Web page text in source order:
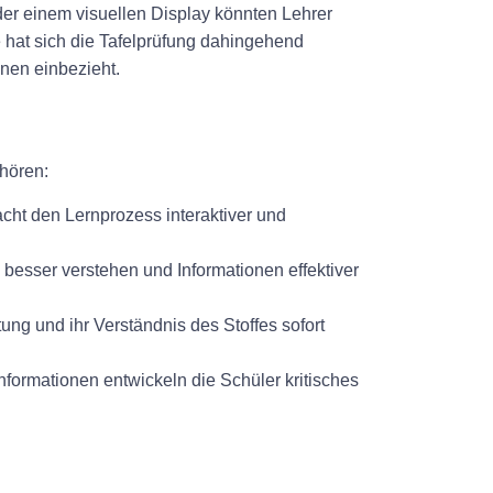
einem visuellen Display könnten Lehrer
sich die Tafelprüfung dahingehend
einbezieht.
den Lernprozess interaktiver und
verstehen und Informationen effektiver
und ihr Verständnis des Stoffes sofort
entwickeln die Schüler kritisches